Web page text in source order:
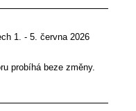
1. - 5. června 2026
probíhá beze změny.